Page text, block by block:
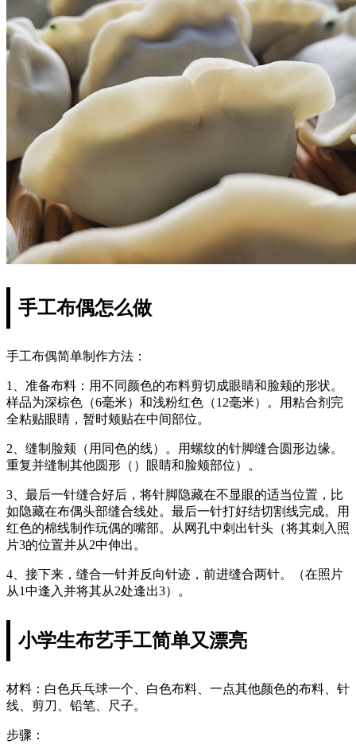
手工布偶怎么做
手工布偶简单制作方法：
1、准备布料：用不同颜色的布料剪切成眼睛和脸颊的形状。
样品为深棕色（6毫米）和浅粉红色（12毫米）。用粘合剂完
全粘贴眼睛，暂时颊贴在中间部位。
2、缝制脸颊（用同色的线）。用螺纹的针脚缝合圆形边缘。
重复并缝制其他圆形（）眼睛和脸颊部位）。
3、最后一针缝合好后，将针脚隐藏在不显眼的适当位置，比
如隐藏在布偶头部缝合线处。最后一针打好结切割线完成。用
红色的棉线制作玩偶的嘴部。从网孔中刺出针头（将其刺入照
片3的位置并从2中伸出。
4、接下来，缝合一针并反向针迹，前进缝合两针。（在照片
从1中逢入并将其从2处逢出3）。
小学生布艺手工简单又漂亮
材料：白色兵乓球一个、白色布料、一点其他颜色的布料、针
线、剪刀、铅笔、尺子。
步骤：